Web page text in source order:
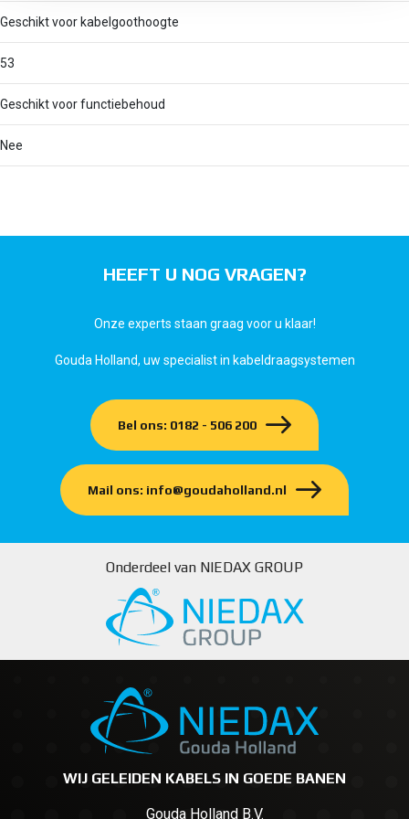
Geschikt voor kabelgoothoogte
53
Geschikt voor functiebehoud
Nee
HEEFT U NOG VRAGEN?
Onze experts staan graag voor u klaar!
Gouda Holland, uw specialist in kabeldraagsystemen
Bel ons: 0182 - 506 200
Mail ons: info@goudaholland.nl
Onderdeel van NIEDAX GROUP
WIJ GELEIDEN KABELS IN GOEDE BANEN
Gouda Holland B.V.